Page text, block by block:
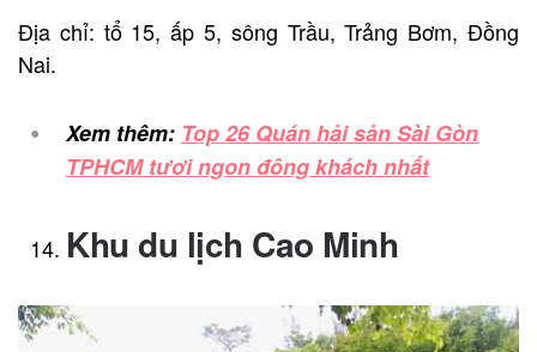
Địa chỉ: tổ 15, ấp 5, sông Trầu, Trảng Bơm, Đồng
Nai.
Xem thêm: Top 26 Quán hải sản Sài Gòn
TPHCM tươi ngon đông khách nhất
Khu du lịch Cao Minh